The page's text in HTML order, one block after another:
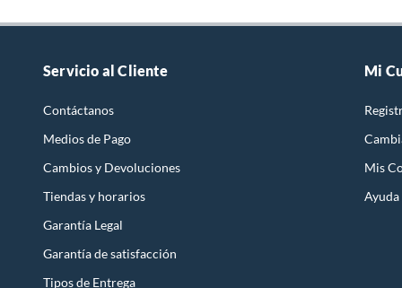
Servicio al Cliente
Contáctanos
Medios de Pago
Cambios y Devoluciones
Tiendas y horarios
Garantía Legal
Garantía de satisfacción
Tipos de Entrega
Mi
Mis
Ayuda